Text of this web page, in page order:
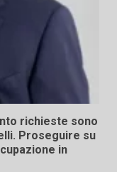
richieste sono
Proseguire su
in